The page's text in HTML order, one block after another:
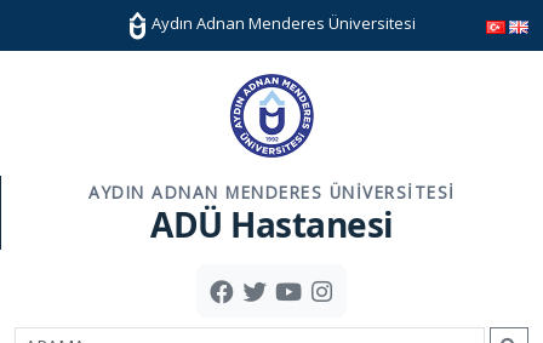
Aydın Adnan Menderes Üniversitesi
AYDIN ADNAN MENDERES ÜNIVERSITESI
ADÜ Hastanesi